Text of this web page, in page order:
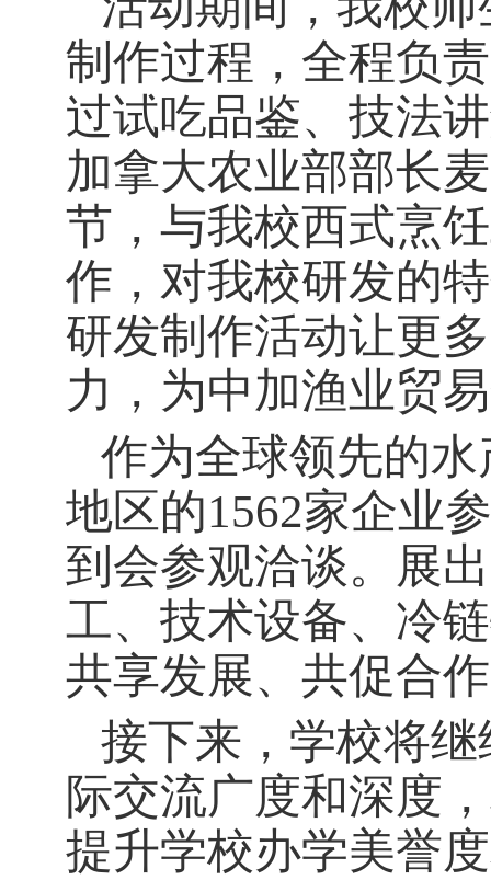
制作过程，全程负
过试吃品鉴、技法
加拿大农业部部长
节，与我校西式烹
作，对我校研发的
研发制作活动让更
力，为中加渔业贸
作为全球领先的
地区的1562家企业
到会参观洽谈。展
工、技术设备、冷
共享发展、共促合
接下来，学校将
际交流广度和深度
提升学校办学美誉